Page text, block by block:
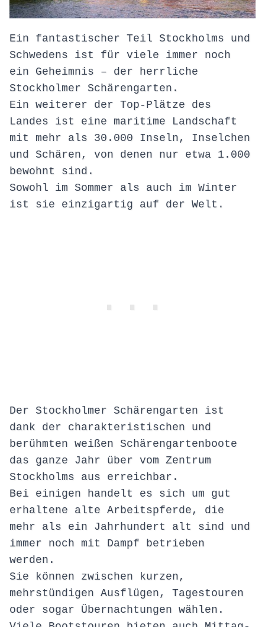
Ein fantastischer Teil Stockholms und
Schwedens ist für viele immer noch
ein Geheimnis – der herrliche
Stockholmer Schärengarten.
Ein weiterer der Top-Plätze des
Landes ist eine maritime Landschaft
mit mehr als 30.000 Inseln, Inselchen
und Schären, von denen nur etwa 1.000
bewohnt sind.
Sowohl im Sommer als auch im Winter
ist sie einzigartig auf der Welt.
Der Stockholmer Schärengarten ist
dank der charakteristischen und
berühmten weißen Schärengartenboote
das ganze Jahr über vom Zentrum
Stockholms aus erreichbar.
Bei einigen handelt es sich um gut
erhaltene alte Arbeitspferde, die
mehr als ein Jahrhundert alt sind und
immer noch mit Dampf betrieben
werden.
Sie können zwischen kurzen,
mehrstündigen Ausflügen, Tagestouren
oder sogar Übernachtungen wählen.